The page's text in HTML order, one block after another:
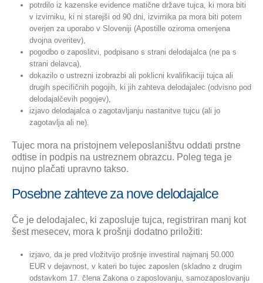
potrdilo iz kazenske evidence matične države tujca, ki mora biti
v izvirniku, ki ni starejši od 90 dni, izvirnika pa mora biti potem
overjen za uporabo v Sloveniji (Apostille oziroma omenjena
dvojna overitev),
pogodbo o zaposlitvi, podpisano s strani delodajalca (ne pa s
strani delavca),
dokazilo o ustrezni izobrazbi ali poklicni kvalifikaciji tujca ali
drugih specifičnih pogojih, ki jih zahteva delodajalec (odvisno pod
delodajalčevih pogojev),
izjavo delodajalca o zagotavljanju nastanitve tujcu (ali jo
zagotavlja ali ne).
Tujec mora na pristojnem veleposlaništvu oddati prstne
odtise in podpis na ustreznem obrazcu. Poleg tega je
nujno plačati upravno takso.
Posebne zahteve za nove delodajalce
Če je delodajalec, ki zaposluje tujca, registriran manj kot
šest mesecev, mora k prošnji dodatno priložiti:
izjavo, da je pred vložitvijo prošnje investiral najmanj 50.000
EUR v dejavnost, v kateri bo tujec zaposlen (skladno z drugim
odstavkom 17. člena Zakona o zaposlovanju, samozaposlovanju